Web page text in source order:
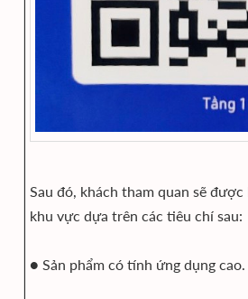
Sau đó, khách tham quan sẽ
khu vực dựa trên các tiêu chí sau:
● Sản phẩm có tính ứng dụng cao.